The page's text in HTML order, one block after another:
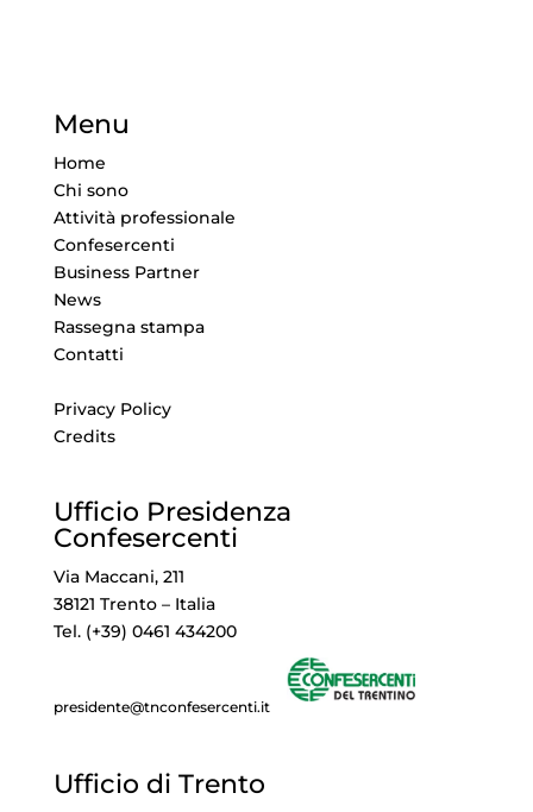
Menu
Home
Chi sono
Attività professionale
Confesercenti
Business Partner
News
Rassegna stampa
Contatti
Privacy Policy
Credits
Ufficio Presidenza
Confesercenti
Via Maccani, 211
38121 Trento – Italia
Tel. (+39) 0461 434200
presidente@tnconfesercenti.it
Ufficio di Trento